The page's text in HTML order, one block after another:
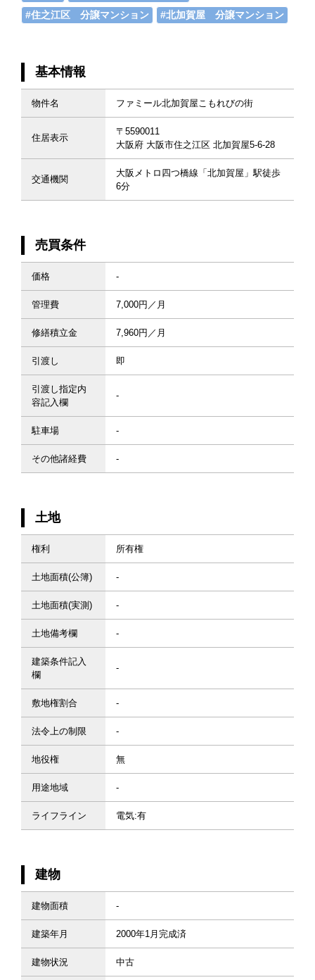
#住之江区 分譲マンション
#北加賀屋 分譲マンション
基本情報
物件名 ファミール北加賀屋こもれびの街
住居表示
〒5590011
大阪府 大阪市住之江区 北加賀屋5-6-28
交通機関
大阪メトロ四つ橋線「北加賀屋」駅徒歩
6分
売買条件
価格 -
管理費 7,000円／月
修繕積立金 7,960円／月
引渡し 即
引渡し指定内
容記入欄
-
駐車場 -
その他諸経費 -
土地
権利 所有権
土地面積(公簿) -
土地面積(実測) -
土地備考欄 -
建築条件記入
欄
-
敷地権割合 -
法令上の制限 -
地役権 無
用途地域 -
ライフライン 電気:有
建物
建物面積 -
建築年月 2000年1月完成済
建物状況 中古